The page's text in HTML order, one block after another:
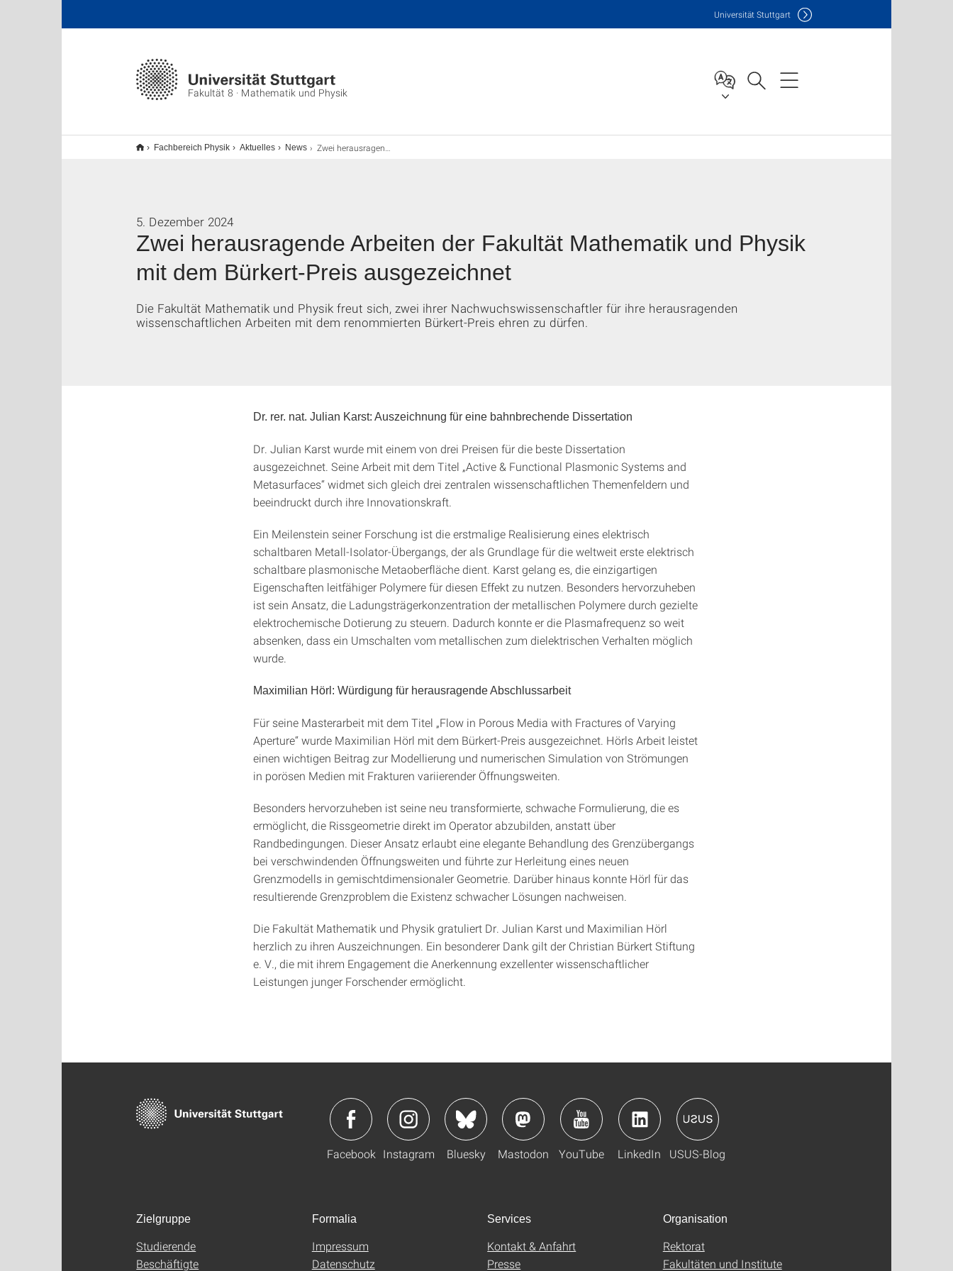
Fakultät 8 · Mathematik und Physik
Universität Stuttgart
Fachbereich Physik Aktuelles News Zwei herausragende Arbeiten der Fakultät Mathematik und Physik mit dem Bürkert-Preis ausgezeichnet
Zwei herausragende Arbeiten der Fakultät Mathematik und Physik
mit dem Bürkert-Preis ausgezeichnet
5. Dezember 2024
Die Fakultät Mathematik und Physik freut sich, zwei ihrer Nachwuchswissenschaftler für ihre herausragenden
wissenschaftlichen Arbeiten mit dem renommierten Bürkert-Preis ehren zu dürfen.
Dr. rer. nat. Julian Karst: Auszeichnung für eine bahnbrechende Dissertation
Dr. Julian Karst wurde mit einem von drei Preisen für die beste Dissertation
ausgezeichnet. Seine Arbeit mit dem Titel „Active & Functional Plasmonic Systems and
Metasurfaces“ widmet sich gleich drei zentralen wissenschaftlichen Themenfeldern und
beeindruckt durch ihre Innovationskraft.
Ein Meilenstein seiner Forschung ist die erstmalige Realisierung eines elektrisch
schaltbaren Metall-Isolator-Übergangs, der als Grundlage für die weltweit erste elektrisch
schaltbare plasmonische Metaoberfläche dient. Karst gelang es, die einzigartigen
Eigenschaften leitfähiger Polymere für diesen Effekt zu nutzen. Besonders hervorzuheben
ist sein Ansatz, die Ladungsträgerkonzentration der metallischen Polymere durch gezielte
elektrochemische Dotierung zu steuern. Dadurch konnte er die Plasmafrequenz so weit
absenken, dass ein Umschalten vom metallischen zum dielektrischen Verhalten möglich
wurde.
Maximilian Hörl: Würdigung für herausragende Abschlussarbeit
Für seine Masterarbeit mit dem Titel „Flow in Porous Media with Fractures of Varying
Aperture“ wurde Maximilian Hörl mit dem Bürkert-Preis ausgezeichnet. Hörls Arbeit leistet
einen wichtigen Beitrag zur Modellierung und numerischen Simulation von Strömungen
in porösen Medien mit Frakturen variierender Öffnungsweiten.
Besonders hervorzuheben ist seine neu transformierte, schwache Formulierung, die es
ermöglicht, die Rissgeometrie direkt im Operator abzubilden, anstatt über
Randbedingungen. Dieser Ansatz erlaubt eine elegante Behandlung des Grenzübergangs
bei verschwindenden Öffnungsweiten und führte zur Herleitung eines neuen
Grenzmodells in gemischtdimensionaler Geometrie. Darüber hinaus konnte Hörl für das
resultierende Grenzproblem die Existenz schwacher Lösungen nachweisen.
Die Fakultät Mathematik und Physik gratuliert Dr. Julian Karst und Maximilian Hörl
herzlich zu ihren Auszeichnungen. Ein besonderer Dank gilt der Christian Bürkert Stiftung
e. V., die mit ihrem Engagement die Anerkennung exzellenter wissenschaftlicher
Leistungen junger Forschender ermöglicht.
Facebook Instagram Bluesky Mastodon YouTube LinkedIn USUS-Blog
Zielgruppe
Studierende
Beschäftigte
Formalia
Impressum
Datenschutz
Services
Kontakt & Anfahrt
Presse
Organisation
Rektorat
Fakultäten und Institute